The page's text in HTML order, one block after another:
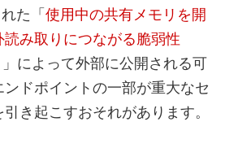
た「使用中の共有メモリを開
み取りにつながる脆弱性
」によって外部に公開される可
ドポイントの一部が重大なセ
き起こすおそれがあります。